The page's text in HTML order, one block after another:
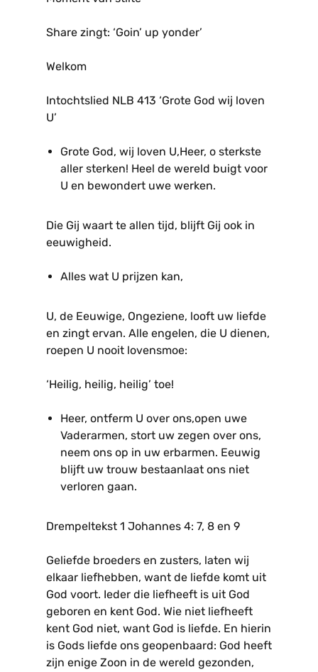
Share zingt: ‘Goin’ up yonder’
Welkom
Intochtslied NLB 413 ‘Grote God wij loven
U’
Grote God, wij loven U,Heer, o sterkste
aller sterken! Heel de wereld buigt voor
U en bewondert uwe werken.
Die Gij waart te allen tijd, blijft Gij ook in
eeuwigheid.
Alles wat U prijzen kan,
U, de Eeuwige, Ongeziene, looft uw liefde
en zingt ervan. Alle engelen, die U dienen,
roepen U nooit lovensmoe:
‘Heilig, heilig, heilig’ toe!
Heer, ontferm U over ons,open uwe
Vaderarmen, stort uw zegen over ons,
neem ons op in uw erbarmen. Eeuwig
blijft uw trouw bestaanlaat ons niet
verloren gaan.
Drempeltekst 1 Johannes 4: 7, 8 en 9
Geliefde broeders en zusters, laten wij
elkaar liefhebben, want de liefde komt uit
God voort. Ieder die liefheeft is uit God
geboren en kent God. Wie niet liefheeft
kent God niet, want God is liefde. En hierin
is Gods liefde ons geopenbaard: God heeft
zijn enige Zoon in de wereld gezonden,